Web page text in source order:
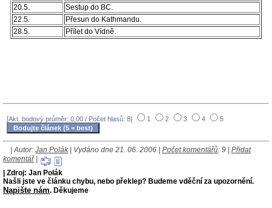
20.5.
Sestup do BC.
22.5.
Přesun do Kathmandu.
28.5.
Přílet do Vídně.
[Akt. bodový průměr: 0,00 / Počet hlasů: 8] 1 2 3 4 5
| Autor: Jan Polák | Vydáno dne 21. 06. 2006 | Počet komentářů: 9 | Přidat
komentář|
| Zdroj: Jan Polák
Našli jste ve článku chybu, nebo překlep? Budeme vděční za upozornění.
Napište nám. Děkujeme